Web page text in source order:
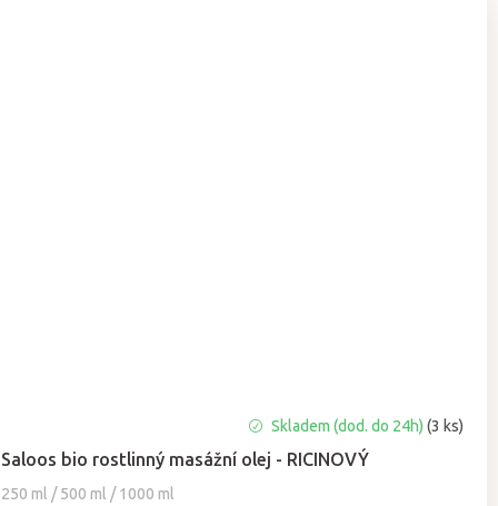
Saloos bio rostlinný masážní olej - RICINOVÝ
250 ml / 500 ml / 1000 ml
hodnocení
produktu
je
Skladem (dod. do 24h)(3 ks)